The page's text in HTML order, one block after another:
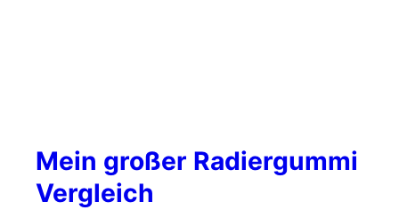
Mein großer Radiergummi
Vergleich